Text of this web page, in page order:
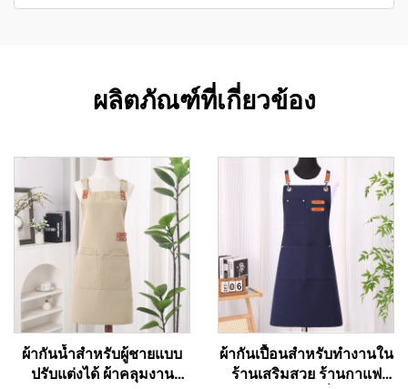
ผลิตภัณฑ์ที่เกี่ยวข้อง
ผ้ากันน้ำสำหรับผู้ชายแบบ
ปรับแต่งได้ ผ้าคลุมงาน
ผ้ากันเปื้อนสำหรับทำงานใน
ร้านเสริมสวย ร้านกาแฟ